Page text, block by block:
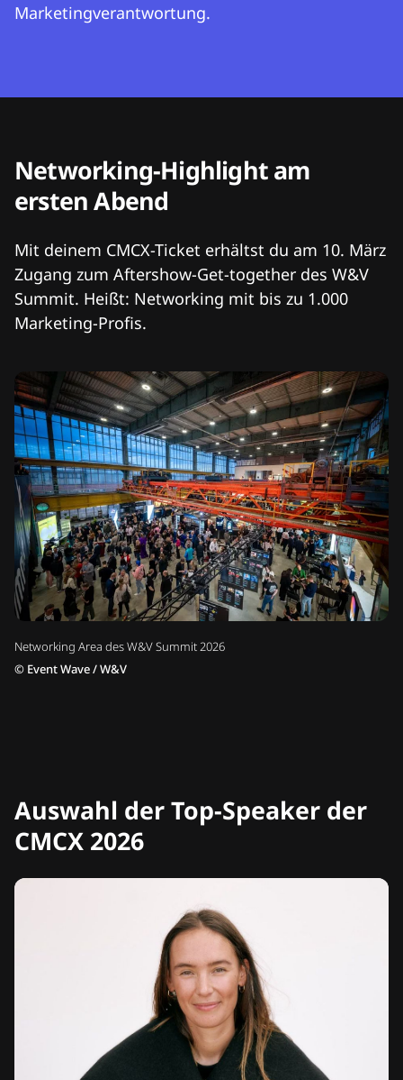
Marketingverantwortung.
Networking Area des W&V Summit 2026
© Event Wave / W&V
Networking-Highlight am
ersten Abend
Mit deinem CMCX-Ticket erhältst du am 10. März
Zugang zum Aftershow-Get-together des W&V
Summit. Heißt: Networking mit bis zu 1.000
Marketing-Profis.
Auswahl der Top-Speaker der
CMCX 2026